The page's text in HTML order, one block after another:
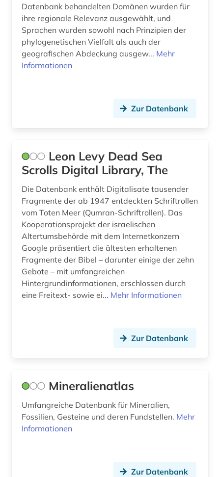
bildarchiv (9)
bildatlas (1)
bildband (2)
bilder (5)
bildliche darstellung (4)
bildmaterial (1)
bildnis (8)
bildnisgrafik (1)
bildnismalerei (2)
bildpostkarte (4)
bildsammlung (1)
bildteppich (1)
bildung (2)
Datenbank behandelten Domänen wurden für
ihre regionale Relevanz ausgewählt, und
Sprachen wurden sowohl nach Prinzipien der
phylogenetischen Vielfalt als auch der
geografischen Abdeckung ausgew... Mehr
Informationen
Zur Datenbank
Leon Levy Dead Sea
Scrolls Digital Library, The
Die Datenbank enthält Digitalisate tausender
Fragmente der ab 1947 entdeckten Schriftrollen
vom Toten Meer (Qumran-Schriftrollen). Das
Kooperationsprojekt der israelischen
Altertumsbehörde mit dem Internetkonzern
Google präsentiert die ältesten erhaltenen
Fragmente der Bibel – darunter einige der zehn
Gebote – mit umfangreichen
Hintergrundinformationen, erschlossen durch
eine Freitext- sowie ei... Mehr Informationen
Zur Datenbank
Mineralienatlas
Umfangreiche Datenbank für Mineralien,
Fossilien, Gesteine und deren Fundstellen. Mehr
Informationen
Zur Datenbank